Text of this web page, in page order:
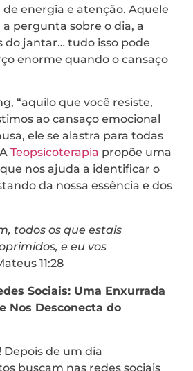
energia e atenção. Aquele
pergunta sobre o dia, a
do jantar… tudo isso pode
enorme quando o cansaço
“aquilo que você resiste,
ao cansaço emocional
ele se alastra para todas
Teopsicoterapia propõe uma
nos ajuda a identificar o
da nossa essência e dos
todos os que estais
e eu vos
11:28
Sociais: Uma Enxurrada
Nos Desconecta do
Depois de um dia
buscam nas redes sociais